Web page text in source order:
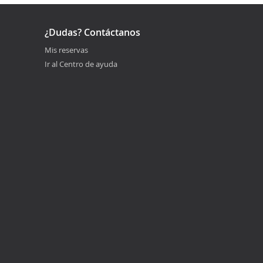
¿Dudas? Contáctanos
Mis reservas
Ir al Centro de ayuda